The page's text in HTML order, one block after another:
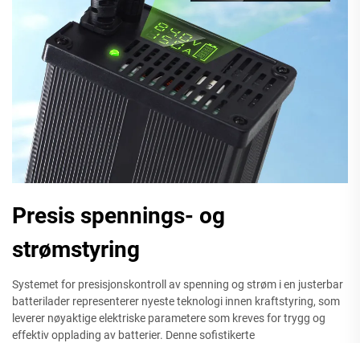
Presis spennings- og
strømstyring
Systemet for presisjonskontroll av spenning og strøm i en justerbar
batterilader representerer nyeste teknologi innen kraftstyring, som
leverer nøyaktige elektriske parametere som kreves for trygg og
effektiv opplading av batterier. Denne sofistikerte